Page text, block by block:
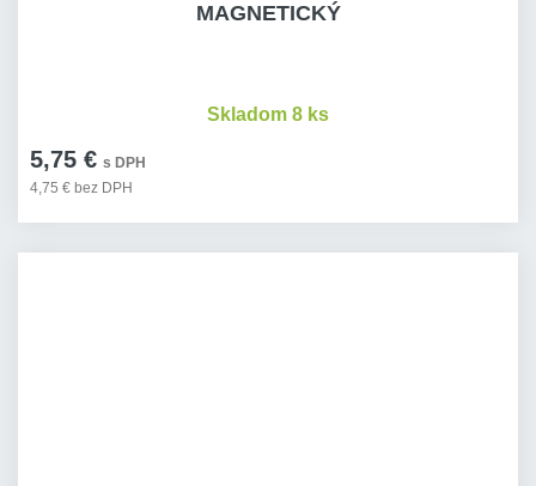
MAGNETICKÝ
5,75 € s DPH
4,75 € bez DPH
Skladom 8 ks